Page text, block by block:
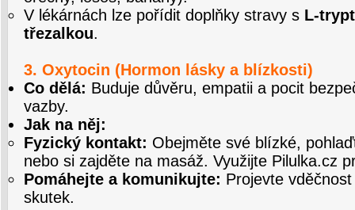
V lékárnách lze pořídit doplňky stravy s L-
třezalkou.
3. Oxytocin (Hormon lásky a blízkosti)
Co dělá: Buduje důvěru, empatii a pocit
vazby.
Jak na něj:
Fyzický kontakt: Obejměte své blízké,
nebo si zajděte na masáž. Využijte Pilulka.cz
Pomáhejte a komunikujte: Projevte
skutek.